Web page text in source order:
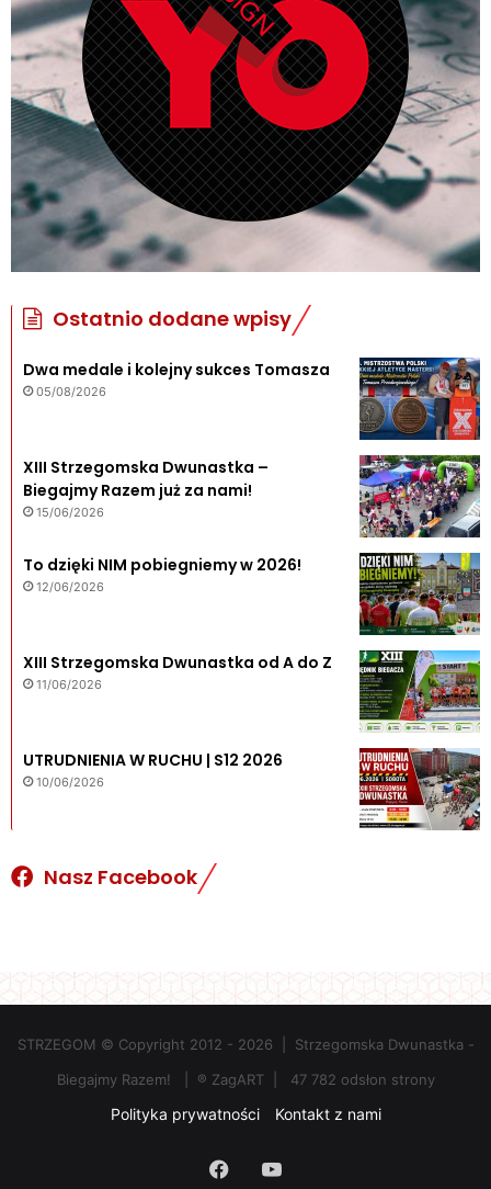
Ostatnio dodane wpisy
Dwa medale i kolejny sukces Tomasza
05/08/2026
XIII Strzegomska Dwunastka –
Biegajmy Razem już za nami!
15/06/2026
To dzięki NIM pobiegniemy w 2026!
12/06/2026
XIII Strzegomska Dwunastka od A do Z
11/06/2026
UTRUDNIENIA W RUCHU | S12 2026
10/06/2026
Nasz Facebook
STRZEGOM © Copyright 2012 - 2026 | Strzegomska Dwunastka -
Biegajmy Razem!
® ZagART 47 782 odsłon strony
Polityka prywatności Kontakt z nami
FacebookYouTube